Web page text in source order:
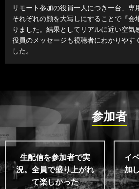
リモート参加の役員一人につき一台、専
それぞれの顔を大写しにすることで『会
りました。結果としてリアルに近い空気
役員のメッセージも視聴者にわかりやす
した。
参加者
生配信を参加者で実
況。全員で盛り上がれ
て楽しかった
イ
加